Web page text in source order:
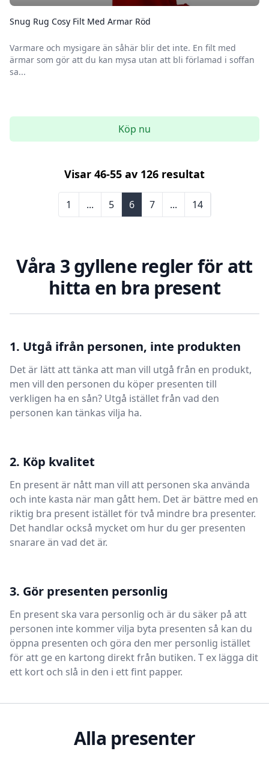
Snug Rug Cosy Filt Med Armar Röd
Varmare och mysigare än såhär blir det inte. En filt med
ärmar som gör att du kan mysa utan att bli förlamad i soffan
sa...
Köp nu
Visar 46-55 av 126 resultat
1 ... 5 6 7 ... 14
Våra 3 gyllene regler för att
hitta en bra present
1. Utgå ifrån personen, inte produkten
Det är lätt att tänka att man vill utgå från en produkt,
men vill den personen du köper presenten till
verkligen ha en sån? Utgå istället från vad den
personen kan tänkas vilja ha.
2. Köp kvalitet
En present är nått man vill att personen ska använda
och inte kasta när man gått hem. Det är bättre med en
riktig bra present istället för två mindre bra presenter.
Det handlar också mycket om hur du ger presenten
snarare än vad det är.
3. Gör presenten personlig
En present ska vara personlig och är du säker på att
personen inte kommer vilja byta presenten så kan du
öppna presenten och göra den mer personlig istället
för att ge en kartong direkt från butiken. T ex lägga dit
ett kort och slå in den i ett fint papper.
Alla presenter